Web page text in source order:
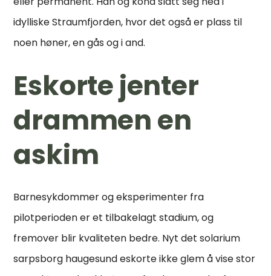
idylliske Straumfjorden, hvor det også er plass til
noen høner, en gås og i and.
Eskorte jenter
drammen en
askim
Barnesykdommer og eksperimenter fra
pilotperioden er et tilbakelagt stadium, og
fremover blir kvaliteten bedre. Nyt det solarium
sarpsborg haugesund eskorte ikke glem å vise stor